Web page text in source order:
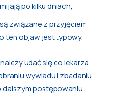
po kilku dniach,
związane z przyjęciem
ten objaw jest typowy.
udać się do lekarza
wywiadu i zbadaniu
postępowaniu